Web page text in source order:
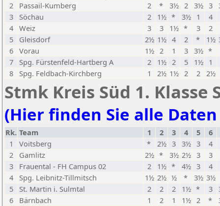
2
Passail-Kumberg 2 * 3½ 2 3½ 3
3
Söchau 2 1½ * 3½ 1
4
4 Weiz 3 3 1½ * 3
2
5
Gleisdorf 2½ 1½ 4 2 * 1½
6 Vorau 1½ 2 1 3 3½ *
7
Spg. Fürstenfeld-Hartberg A 2 1½ 2 5 1½ 1
8
Spg. Feldbach-Kirchberg 1 2½ 1½ 2 2 2½
Stmk Kreis Süd 1. Klasse
(Hier finden Sie alle
Rk. Team 1 2 3 4 5
6
1
Voitsberg * 2½ 3 3½ 3
4
2
Gamlitz 2½ * 3½ 2½ 3
3
3
Frauental - FH Campus 02 2 1½ * 4½ 3
4
4
Spg. Leibnitz-Tillmitsch 1½ 2½ ½ * 3½ 3½
5
St. Martin i. Sulmtal 2 2 2 1½ * 3
6
Bärnbach 1 2 1 1½ 2 *